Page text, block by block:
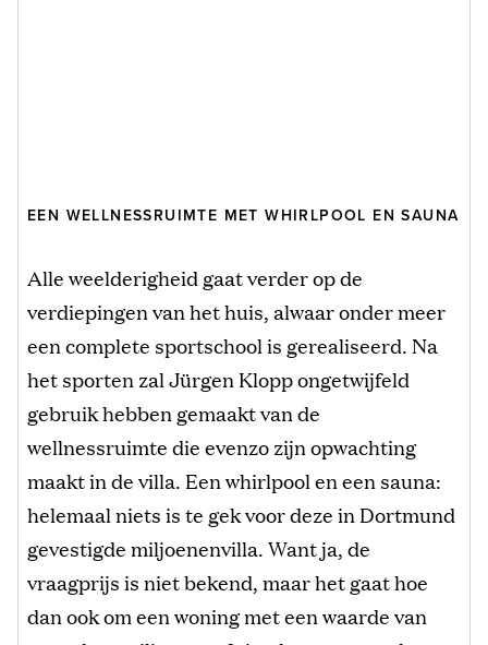
EEN WELLNESSRUIMTE MET WHIRLPOOL EN SAUNA
Alle weelderigheid gaat verder op de
verdiepingen van het huis, alwaar onder meer
een complete sportschool is gerealiseerd. Na
het sporten zal Jürgen Klopp ongetwijfeld
gebruik hebben gemaakt van de
wellnessruimte die evenzo zijn opwachting
maakt in de villa. Een whirlpool en een sauna:
helemaal niets is te gek voor deze in Dortmund
gevestigde miljoenenvilla. Want ja, de
vraagprijs is niet bekend, maar het gaat hoe
dan ook om een woning met een waarde van